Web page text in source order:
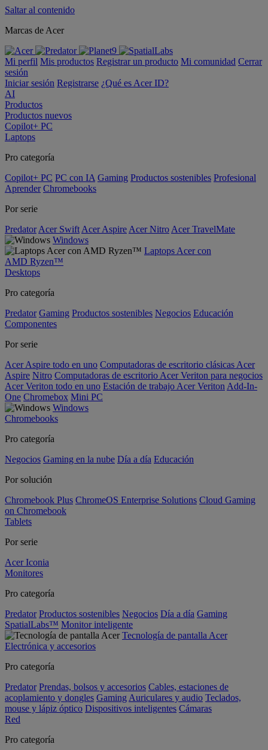
Saltar al contenido
Marcas de Acer
Mi perfil Mis productos Registrar un producto Mi comunidad Cerrar
sesión
Iniciar sesión Registrarse ¿Qué es Acer ID?
AI
Productos
Productos nuevos
Copilot+ PC
Laptops
Pro categoría
Copilot+ PC PC con IA Gaming Productos sostenibles Profesional
Aprender Chromebooks
Por serie
Predator Acer Swift Acer Aspire Acer Nitro Acer TravelMate
Windows
Laptops Acer con
AMD Ryzen™
Desktops
Pro categoría
Predator Gaming Productos sostenibles Negocios Educación
Componentes
Por serie
Acer Aspire todo en uno Computadoras de escritorio clásicas Acer
Aspire Nitro Computadoras de escritorio Acer Veriton para negocios
Acer Veriton todo en uno Estación de trabajo Acer Veriton Add-In-
One Chromebox Mini PC
Windows
Chromebooks
Pro categoría
Negocios Gaming en la nube Día a día Educación
Por solución
Chromebook Plus ChromeOS Enterprise Solutions Cloud Gaming
on Chromebook
Tablets
Por serie
Acer Iconia
Monitores
Pro categoría
Predator Productos sostenibles Negocios Día a día Gaming
SpatialLabs™ Monitor inteligente
Tecnología de pantalla Acer
Electrónica y accesorios
Pro categoría
Predator Prendas, bolsos y accesorios Cables, estaciones de
acoplamiento y dongles Gaming Auriculares y audio Teclados,
mouse y lápiz óptico Dispositivos inteligentes Cámaras
Red
Pro categoría